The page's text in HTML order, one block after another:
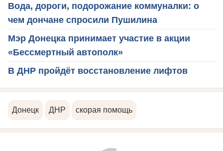
Вода, дороги, подорожание коммуналки: о
чем дончане спросили Пушилина
Мэр Донецка принимает участие в акции
«Бессмертный автополк»
В ДНР пройдёт восстановление лифтов
Донецк ДНР скорая помощь